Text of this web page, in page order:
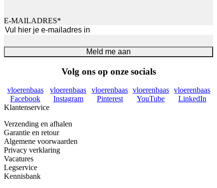
E-MAILADRES*
Meld me aan
Volg ons op onze socials
vloerenbaas
Facebook
vloerenbaas
Instagram
vloerenbaas
Pinterest
vloerenbaas
YouTube
vloerenbaas
LinkedIn
Klantenservice
Verzending en afhalen
Garantie en retour
Algemene voorwaarden
Privacy verklaring
Vacatures
Legservice
Kennisbank